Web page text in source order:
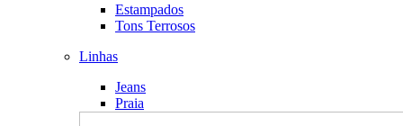
Estampados
Tons Terrosos
Linhas
Jeans
Praia